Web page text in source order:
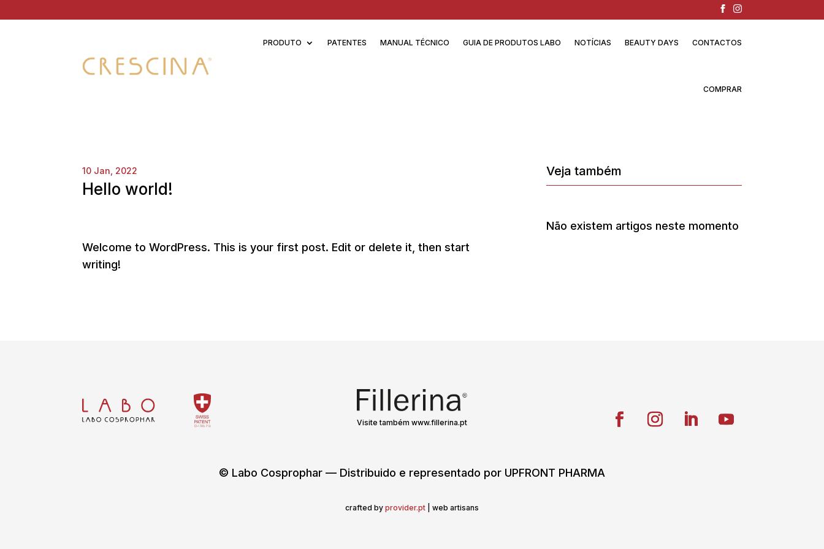
PRODUTO PATENTES MANUAL TÉCNICO GUIA DE PRODUTOS LABO NOTÍCIAS BEAUTY DAYS CONTACTOS
COMPRAR
10 Jan, 2022
Hello world!
Welcome to WordPress. This is your first post. Edit or delete it, then start
writing!
Veja também
Não existem artigos neste momento
Visite também www.fillerina.pt
© Labo Cosprophar — Distribuido e representado por UPFRONT PHARMA
crafted by provider.pt | web artisans